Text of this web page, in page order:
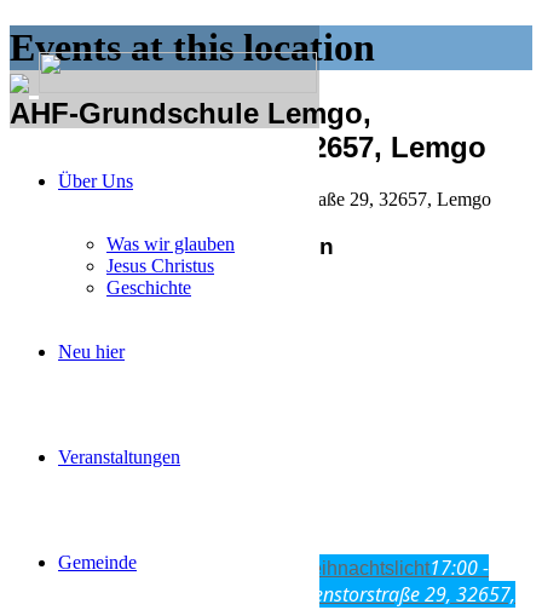
Über Uns
Was wir glauben
Jesus Christus
Geschichte
Neu hier
Veranstaltungen
Gemeinde
Events at this location
AHF-Grundschule Lemgo,
Regenstorstraße 29, 32657, Lemgo
AHF-Grundschule Lemgo, Regenstorstraße 29, 32657, Lemgo
Anstehende Veranstaltungen
Aktueller Monat
27Nov17:00 Lemgoer Weihnachtslicht17:00 -
AHF-Grundschule Lemgo, Regenstorstraße 29, 32657,